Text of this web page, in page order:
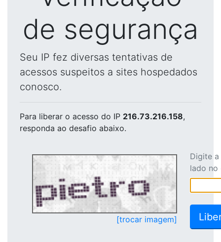
de segurança
Seu IP fez diversas tentativas de
acessos suspeitos a sites hospedados
conosco.
Para liberar o acesso do IP 216.73.216.158,
responda ao desafio abaixo.
[trocar imagem]
Digite
lado no